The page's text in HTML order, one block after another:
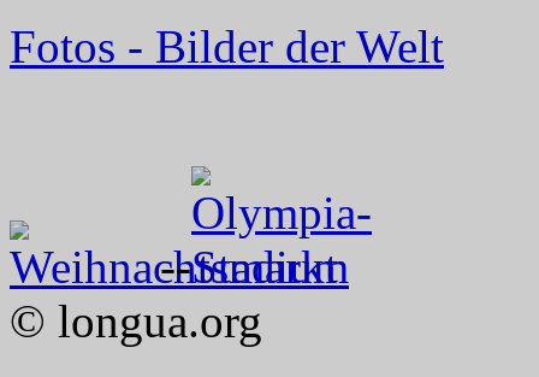
Fotos - Bilder der Welt
--
© longua.org